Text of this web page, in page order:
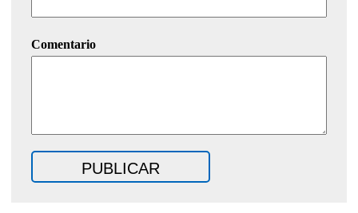
Comentario